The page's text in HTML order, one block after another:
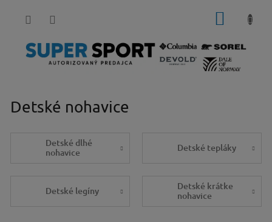
Detské nohavice
Detské dlhé
nohavice
Detské tepláky
Detské legíny
Detské krátke
nohavice